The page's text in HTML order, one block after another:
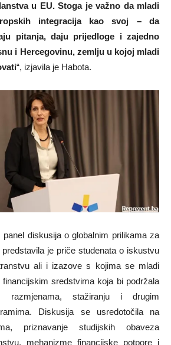
u EU. Stoga je važno da mladi
integracija kao svoj – da
pitanja, daju prijedloge i zajedno
i Hercegovinu, zemlju u kojoj mladi
“, izjavila je Habota.
panel diskusija o globalnim prilikama za
je priče studenata o iskustvu
ali i izazove s kojima se mladi
sredstvima koja bi podržala
razmjenama, stažiranju i drugim
Diskusija se usredotočila na
priznavanje studijskih obaveza
mehanizme financijske potpore i